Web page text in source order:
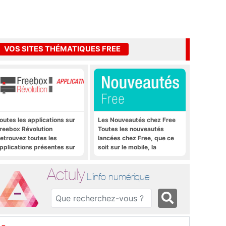
VOS SITES THÉMATIQUES FREE
les applications sur
Révolution
toutes les
présentes sur
Les Nouveautés chez Free
Toutes les nouveautés
lancées chez Free, que ce
soit sur le mobile, la
Actuly L'info numérique